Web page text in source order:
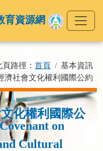
育資源網
頁路徑： 首頁
基本資訊
濟社會文化權利國際公約
化權利國際公
on
Cultural